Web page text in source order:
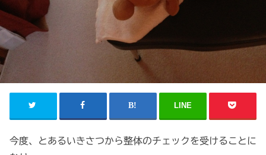
LINE
今度、とあるいきさつから整体のチェックを受けることに